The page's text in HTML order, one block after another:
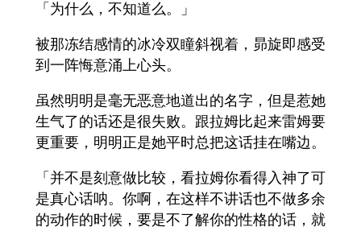
「为什么，不知道么。」
被那冻结感情的冰冷双瞳斜视着，昴旋即感受
到一阵悔意涌上心头。
虽然明明是毫无恶意地道出的名字，但是惹她
生气了的话还是很失败。跟拉姆比起来雷姆要
更重要，明明正是她平时总把这话挂在嘴边。
「并不是刻意做比较，看拉姆你看得入神了可
是真心话呐。你啊，在这样不讲话也不做多余
的动作的时候，要是不了解你的性格的话，就